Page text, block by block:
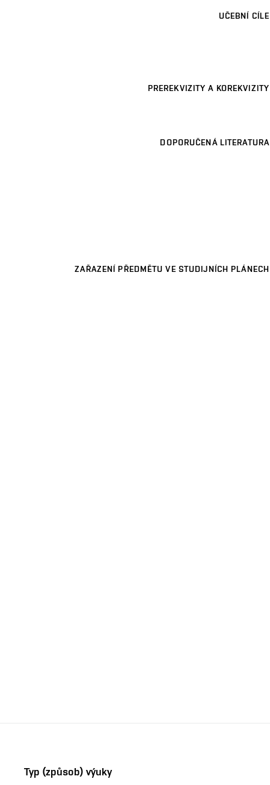
UČEBNÍ CÍLE
PREREKVIZITY A KOREKVIZITY
DOPORUČENÁ LITERATURA
ZAŘAZENÍ PŘEDMĚTU VE STUDIJNÍCH PLÁNECH
Typ (způsob) výuky